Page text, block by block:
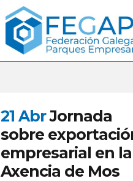
21 Abr Jornada
sobre
empresarial en la
Axencia de Mos